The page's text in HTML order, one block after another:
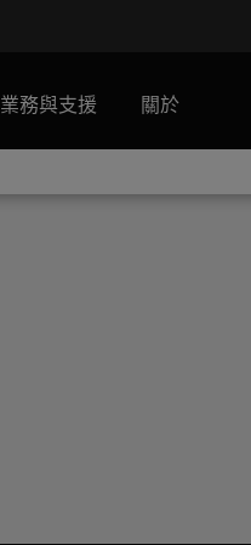
業務與支援 關於